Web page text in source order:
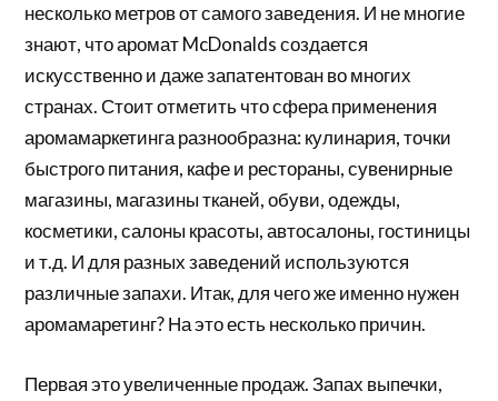
несколько метров от самого заведения. И не многие
знают, что аромат McDonalds создается
искусственно и даже запатентован во многих
странах. Стоит отметить что сфера применения
аромамаркетинга разнообразна: кулинария, точки
быстрого питания, кафе и рестораны, сувенирные
магазины, магазины тканей, обуви, одежды,
косметики, салоны красоты, автосалоны, гостиницы
и т.д. И для разных заведений используются
различные запахи. Итак, для чего же именно нужен
аромамаретинг? На это есть несколько причин.
Первая это увеличенные продаж. Запах выпечки,